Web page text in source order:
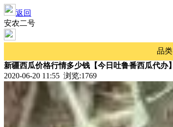
返回
安农二号
品类
新疆西瓜价格行情多少钱【今日吐鲁番西瓜代办】
2020-06-20 11:55 浏览:1769